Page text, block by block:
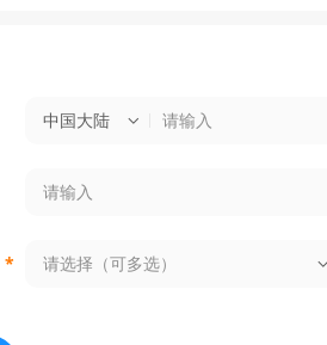
中国大陆
* 请选择（可多选）